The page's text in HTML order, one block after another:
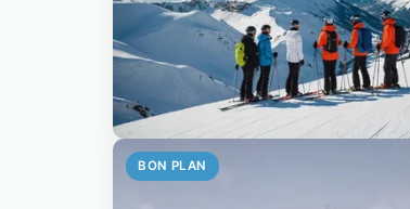
BON PLAN